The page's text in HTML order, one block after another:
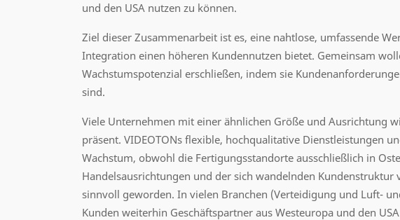
und den USA nutzen zu können.
Ziel dieser Zusammenarbeit ist es, eine nahtlose, umfassende
Integration einen höheren Kundennutzen bietet. Gemeinsam
Wachstumspotenzial erschließen, indem sie
sind.
Viele Unternehmen mit einer ähnlichen Größe und Ausrichtung
präsent. VIDEOTONs flexible, hochqualitative Dienstleistungen
Wachstum, obwohl die Fertigungsstandorte ausschließlich in
Handelsausrichtungen und der sich wandelnden Kundenstruktur
sinnvoll geworden. In vielen Branchen (Verteidigung und Luft-
Kunden weiterhin Geschäftspartner aus Westeuropa und den